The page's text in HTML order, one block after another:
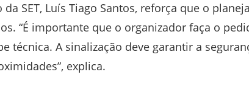
SET, Luís Tiago Santos, reforça que o
“É importante que o organizador faça o
técnica. A sinalização deve garantir a
explica.